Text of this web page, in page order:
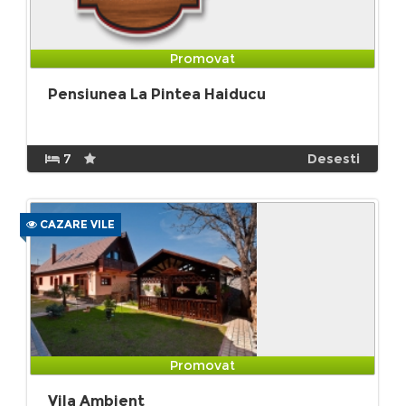
Promovat
Pensiunea La Pintea Haiducu
7 Desesti
CAZARE VILE
Promovat
Vila Ambient